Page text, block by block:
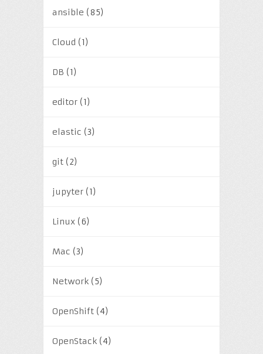
ansible (85)
Cloud (1)
DB (1)
editor(1)
elastic (3)
git(2)
jupyter(1)
Linux(6)
Mac (3)
Network(5)
OpenShift(4)
OpenStack(4)